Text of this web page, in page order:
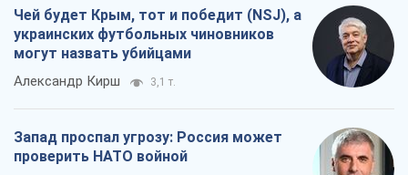
Чей будет Крым, тот и победит (NSJ), а
украинских футбольных чиновников
могут назвать убийцами
Александр Кирш 3,1 т.
Запад проспал угрозу: Россия может
проверить НАТО войной